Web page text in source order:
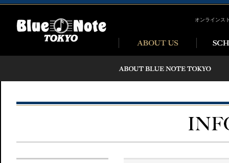
オンラインス